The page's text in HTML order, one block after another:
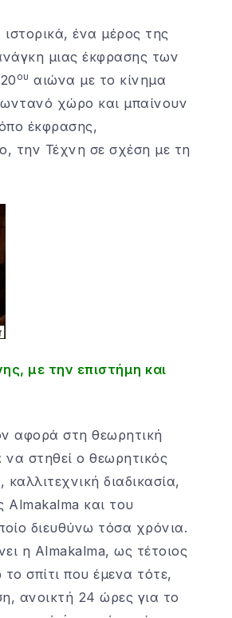
ένα μέρος της
μιας έκφρασης των
ου αιώνα με το κίνημα
χώρο και μπαίνουν
έκφρασης,
την Τέχνη σε σχέση με τη
με την επιστήμη και
αφορά στη θεωρητική
στηθεί ο θεωρητικός
διαδικασία,
Almakalma και του
διευθύνω τόσα χρόνια.
η Almakalma, ως τέτοιος
σπίτι που έμενα τότε,
ανοικτή 24 ώρες για το